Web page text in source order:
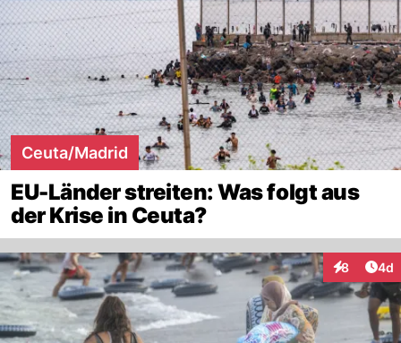
Ceuta/Madrid
EU-Länder streiten: Was folgt aus
der Krise in Ceuta?
8 4d